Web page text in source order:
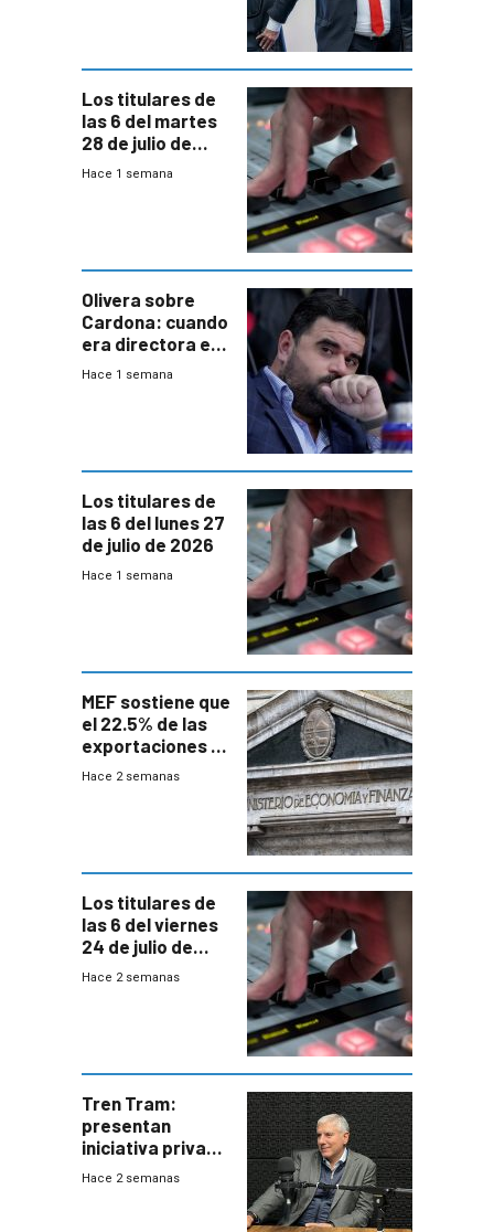
Los titulares de
las 6 del martes
28 de julio de
2026
Hace 1 semana
Olivera sobre
Cardona: cuando
era directora en
UTE “no era muy
Hace 1 semana
Los titulares de
las 6 del lunes 27
de julio de 2026
Hace 1 semana
MEF sostiene que
el 22.5% de las
exportaciones a
EE.UU se verán
Hace 2 semanas
Los titulares de
las 6 del viernes
24 de julio de
2026
Hace 2 semanas
Tren Tram:
presentan
iniciativa privada
para una red de
Hace 2 semanas